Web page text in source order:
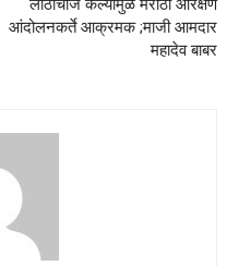
लाठीचार्ज केल्यामुळे मराठा आरक्षण
आंदोलनकर्ते आक्रमक ;माजी आमदार
महादेव बाबर